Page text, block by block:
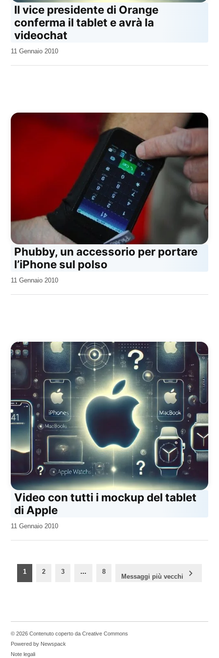
Il vice presidente di Orange
conferma il tablet e avrà la
videochat
da
11 Gennaio 2010
Phubby, un accessorio per portare
l’iPhone sul polso
da
11 Gennaio 2010
Video con tutti i mockup del tablet
di Apple
da
11 Gennaio 2010
Paginazione
degli
1 2 3 … 8
Messaggi più vecchi
© 2026 Contenuto coperto da Creative Commons
Powered by Newspack
Note legali